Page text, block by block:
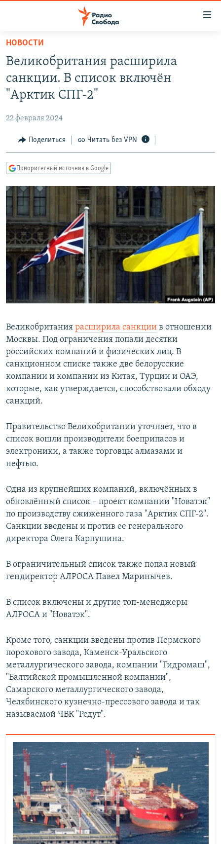
упрощенного
доступа
основному
Вернутся
Вернутся
поиску
ПРОГРАММЫ
АВТОРСКИЕ ПРОЕКТЫ
МНЕНИЯ
КУЛЬТУРА
КАВКАЗ.РЕАЛИИ
СЕВЕР.РЕАЛИИ
СИБИРЬ.РЕАЛИИ
РАСПИСАНИЕ ВЕЩАНИЯ
ПОДПИШИТЕСЬ НА РАССЫЛКУ
СОЦИАЛЬНЫЕ СЕТИ
Все сайты РСЕ/РС
НОВОСТИ
Великобритания расширила
санкции. В список включён
"Арктик СПГ-2"
22 февраля 2024
Поделиться Читать без VPN
Приоритетный источник в Google
Великобритания расширила санкции в отношении
Москвы. Под ограничения попали десятки
российских компаний и физических лиц. В
санкционном списке также две белорусские
компании и компании из Китая, Турции и ОАЭ,
которые, как утверждается, способствовали обходу
санкций.
Правительство Великобритании уточняет, что в
список вошли производители боеприпасов и
электроники, а также торговцы алмазами и
нефтью.
Одна из крупнейших компаний, включённых в
обновлённый список – проект компании "Новатэк"
по производству сжиженного газа "Арктик СПГ-2".
Санкции введены и против ее генерального
директора Олега Карпушина.
В ограничительный список также попал новый
гендиректор АЛРОСА Павел Маринычев.
В список включены и другие топ-менеджеры
АЛРОСА и "Новатэк".
Кроме того, санкции введены против Пермского
порохового завода, Каменск-Уральского
металлургического завода, компании "Гидромаш",
"Балтийской промышленной компании",
Самарского металлургического завода,
Челябинского кузнечно-прессового завода и так
называемой ЧВК "Редут".